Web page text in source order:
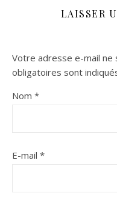
LAISSER
Votre adresse e-mail ne
obligatoires sont
Nom *
E-mail *